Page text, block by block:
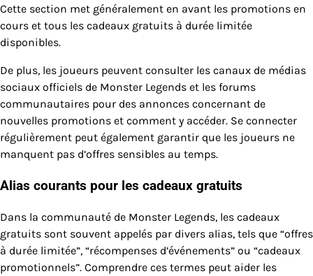
Cette section met généralement en avant les promotions en
cours et tous les cadeaux gratuits à durée limitée
disponibles.
De plus, les joueurs peuvent consulter les canaux de médias
sociaux officiels de Monster Legends et les forums
communautaires pour des annonces concernant de
nouvelles promotions et comment y accéder. Se connecter
régulièrement peut également garantir que les joueurs ne
manquent pas d’offres sensibles au temps.
Alias courants pour les cadeaux gratuits
Dans la communauté de Monster Legends, les cadeaux
gratuits sont souvent appelés par divers alias, tels que “offres
à durée limitée”, “récompenses d’événements” ou “cadeaux
promotionnels”. Comprendre ces termes peut aider les